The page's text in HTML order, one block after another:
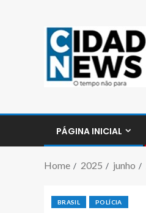
PÁGINA INICIAL
Home 2025 junho
BRASIL POLÍCIA